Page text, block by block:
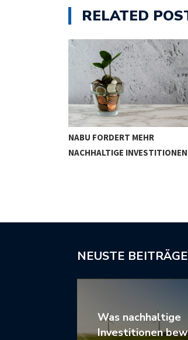
RELATED
NABU FORDERT MEHR
NACHHALTIGE INVESTITIONEN
NEUSTE BEITRÄGE
Was nachhaltige
Investitionen